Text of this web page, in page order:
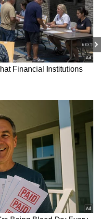
NEXT
ఇండస్ట్రీకి వచ్చారు.